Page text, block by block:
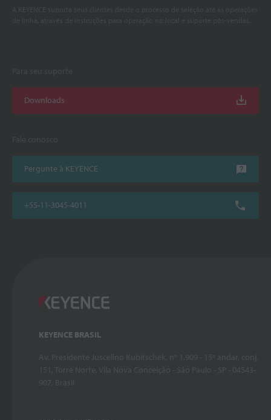
Downloads
Pergunte à KEYENCE
+55-11-3045-4011
KEYENCE BRASIL